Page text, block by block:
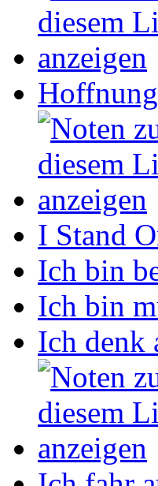
Hoffnung
I Stand
Ich bin
Ich bin
Ich denk